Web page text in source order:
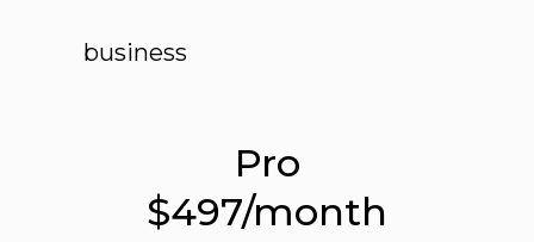
business
Pro
$497/month